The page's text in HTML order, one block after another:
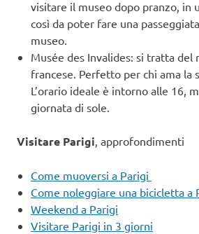
visitare il museo dopo pranzo, in
così da poter fare una
museo.
Musée des Invalides: si tratta del
francese. Perfetto per chi ama la
L’orario ideale è intorno alle 16,
giornata di sole.
Visitare Parigi, approfondimenti
Come muoversi a Parigi
Come noleggiare una bicicletta a
Weekend a Parigi
Visitare Parigi in 3 giorni